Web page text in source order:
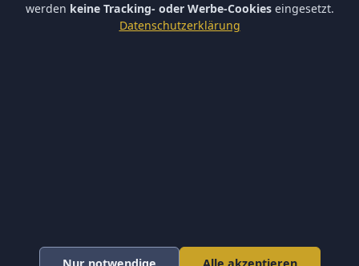
* Alle Preise inkl. gesetzl. Mehrwertsteuer zzgl.Versandkosten
werden keine Tracking- oder Werbe-Cookieseingesetzt.
Datenschutzerklärung